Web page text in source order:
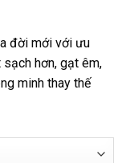
₫.
đời mới với ưu
hơn, gạt êm,
minh thay thế